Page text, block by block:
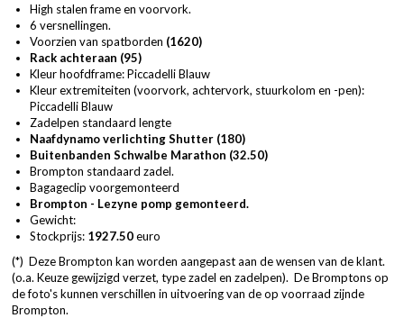
High stalen frame en voorvork.
6 versnellingen.
Voorzien van spatborden (1620)
Rack achteraan (95)
Kleur hoofdframe: Piccadelli Blauw
Kleur extremiteiten (voorvork, achtervork, stuurkolom en -pen):
Piccadelli Blauw
Zadelpen standaard lengte
Naafdynamo verlichting Shutter (180)
Buitenbanden Schwalbe Marathon (32.50)
Brompton standaard zadel.
Bagageclip voorgemonteerd
Brompton - Lezyne pomp gemonteerd.
Gewicht:
Stockprijs: 1927.50euro
(*) Deze Brompton kan worden aangepast aan de wensen van de klant.
(o.a. Keuze gewijzigd verzet, type zadel en zadelpen). De Bromptons op
de foto's kunnen verschillen in uitvoering van de op voorraad zijnde
Brompton.